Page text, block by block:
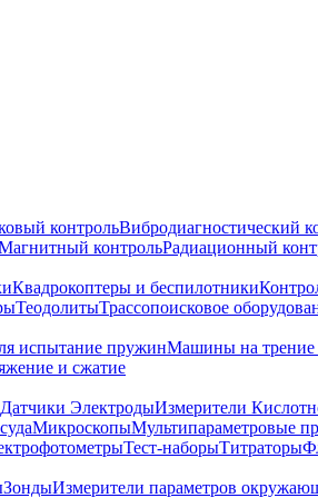
контрольВибродиагностический
контрольРадиационный
Квадрокоптеры и беспилотники
ТеодолитыТрассопоисковое
испытание пружинМашины на трение
и сжатие
Датчики ЭлектродыИзмерители
МикроскопыМультипараметровые
Тест-наборыТитраторы
ЗондыИзмерители параметров